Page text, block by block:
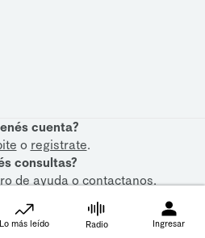
cuenta?
o registrate.
consultas?
de ayudaocontactanos.
Lo más leído Radio Ingresar